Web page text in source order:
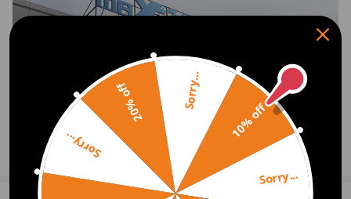
55581885, 55586501, 8-97311373-7
1x Pompe à Carburant
Accessoires comme indiqué sur les images
Afficher plus
10% off
Sorry...
Sorry...
20% off Sorry...